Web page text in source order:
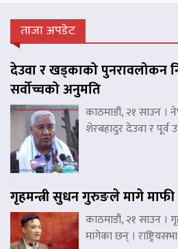
ताजा अपडेट
देउवा र खड्काको पुनरावलोकन
सर्वोच्चको अनुमति
काठमाडौं, २१ साउन ।
शेरबहादुर देउवा र
गृहमन्त्री सुधन गुरुङले मागे माफी
काठमाडौं, २१ साउन ।
मागेका छन् ।